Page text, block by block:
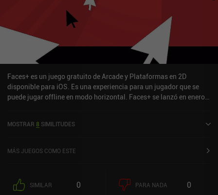
Faces+ es un juego gratuito de Arcade y Plataformas en 2D
disponible para iOS. Es una experiencia para un jugador que se
puede jugar offline en modo horizontal. Faces+ se lanzó en enero
MOSTRAR 8 SIMILITUDES
MÁS JUEGOS COMO ESTE
SIMILAR 0 PARA NADA 0